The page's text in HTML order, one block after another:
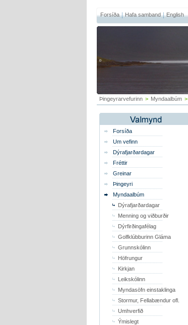
Forsíða Hafa samband English
Þingeyrarvefurinn > Myndaalbúm >
Forsíða
Um vefinn
Dýrafjarðardagar
Fréttir
Greinar
Þingeyri
Myndaalbúm
Dýrafjarðardagar
Menning og viðburðir
Dýrfirðingafélag
Golfklúbburinn Gláma
Grunnskólinn
Höfrungur
Kirkjan
Leikskólinn
Myndasöfn einstaklinga
Stormur, Fellabændur ofl.
Umhverfið
Ýmislegt